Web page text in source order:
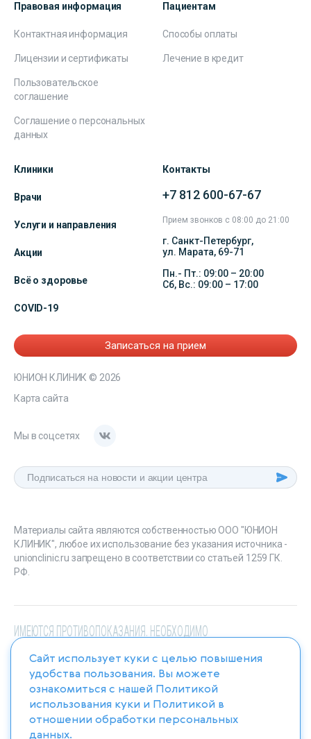
Правовая информация
Контактная информация
Лицензии и сертификаты
Пользовательское
соглашение
Соглашение о персональных
данных
Пациентам
Способы оплаты
Лечение в кредит
Клиники
Врачи
Услуги и направления
Акции
Всё о здоровье
COVID-19
Контакты
+7 812 600-67-67
Прием звонков с 08:00 до 21:00
г. Санкт-Петербург,
ул. Марата, 69-71
Пн.- Пт.: 09:00 – 20:00
Сб, Вс.: 09:00 – 17:00
Записаться на прием
ЮНИОН КЛИНИК © 2026
Карта сайта
Мы в соцсетях
Материалы сайта являются собственностью ООО "ЮНИОН
КЛИНИК", любое их использование без указания источника -
unionclinic.ru запрещено в соответствии со статьей 1259 ГК.
РФ.
ИМЕЮТСЯ ПРОТИВОПОКАЗАНИЯ. НЕОБХОДИМО
ПРОКОНСУЛЬТИРОВАТЬСЯ СО СПЕЦИАЛИСТОМ
Сайт использует куки с целью повышения
удобства пользования. Вы можете
ознакомиться с нашей Политикой
использования куки и Политикой в
отношении обработки персональных
данных.